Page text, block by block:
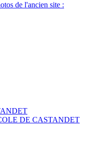
de l'ancien site :
DE CASTANDET